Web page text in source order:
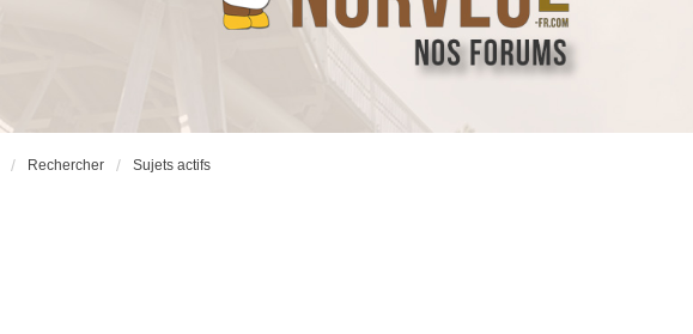
Rechercher Sujets actifs